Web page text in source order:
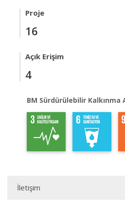
Proje
16
Açık Erişim
4
BM Sürdürülebilir Kalkınma
İletişim